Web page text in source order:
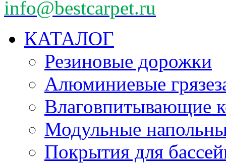
info@bestcarpet.ru
КАТАЛОГ
Резиновые дорожки
Алюминиевые
Влаговпитывающие
Модульные
Покрытия для